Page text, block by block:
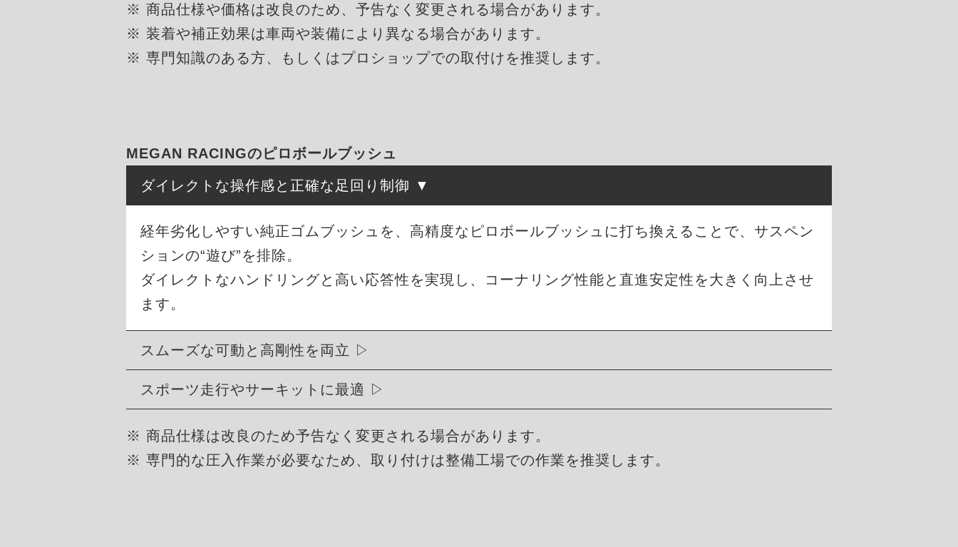
※ 商品仕様や価格は改良のため、予告なく変更される場合があります。
※ 装着や補正効果は車両や装備により異なる場合があります。
※ 専門知識のある方、もしくはプロショップでの取付けを推奨します。
MEGAN RACINGのピロボールブッシュ
ダイレクトな操作感と正確な足回り制御
経年劣化しやすい純正ゴムブッシュを、高精度なピロボールブッシュに打ち換えることで、サスペン
ションの“遊び”を排除。
ダイレクトなハンドリングと高い応答性を実現し、コーナリング性能と直進安定性を大きく向上させ
ます。
スムーズな可動と高剛性を両立
スポーツ走行やサーキットに最適
※ 商品仕様は改良のため予告なく変更される場合があります。
※ 専門的な圧入作業が必要なため、取り付けは整備工場での作業を推奨します。